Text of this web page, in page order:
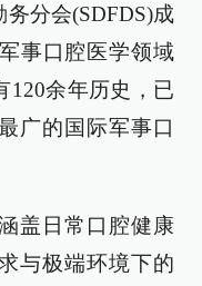
分会(SDFDS)成
事口腔医学领域
120余年历史，已
广的国际军事口
盖日常口腔健康
与极端环境下的